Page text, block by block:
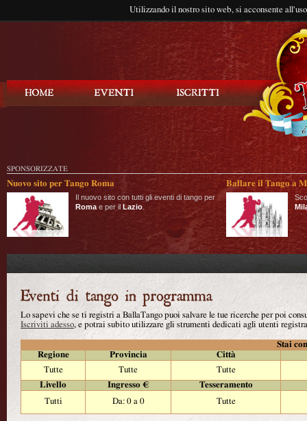
Utilizzando il nostro sito web, si acconsente
SPONSORIZZATE
Nuovo sito per Tango Roma
Il nuovo sito con tutti gli eventi di tango per
Roma e per il Lazio
Ballare il Tango a
Lo sapevi che se ti registri a BallaTango puoi salvare le tue ricerche per poi
Iscriviti adesso, e potrai subito utilizzare gli strumenti dedicati agli utenti
Stai
Regione
Provincia
Città
Tutte
Tutte
Tutte
Livello
Ingresso €
Tesseramento
Tutti
Da: 0 a 0 Tutte